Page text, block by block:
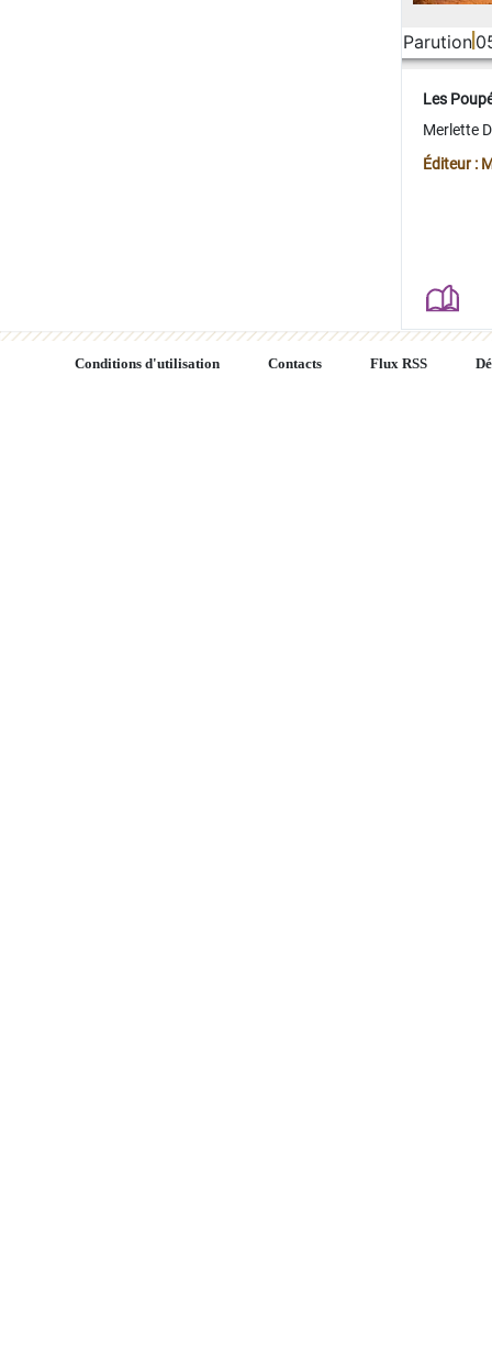
Parution
Les
Merlette
Éditeur :
Conditions d'utilisation Contacts Flux RSS